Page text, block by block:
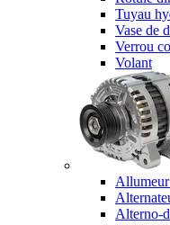
Tuyau
Vase de
Verrou
Volant
Alterno-